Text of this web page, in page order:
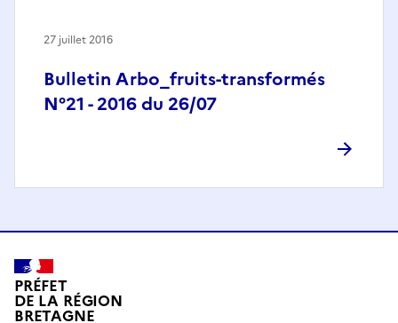
Bulletin Arbo_fruits-transformés
N°21 - 2016 du 26/07
27 juillet 2016
PRÉFET
DE LA RÉGION
BRETAGNE